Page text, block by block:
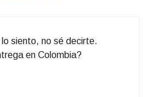
lo siento, no sé decirte.
en Colombia?